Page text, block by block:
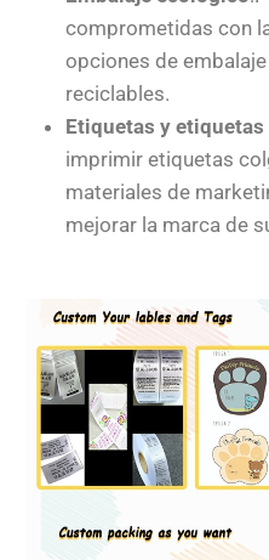
comprometidas con
opciones de
reciclables.
Etiquetas y
imprimir etiquetas
materiales de
mejorar la marca de